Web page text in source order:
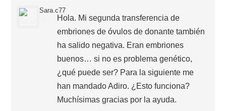
Sara.c77
Hola. Mi segunda transferencia de
embriones de óvulos de donante también
ha salido negativa. Eran embriones
buenos… si no es problema genético,
¿qué puede ser? Para la siguiente me
han mandado Adiro. ¿Esto funciona?
Muchísimas gracias por la ayuda.